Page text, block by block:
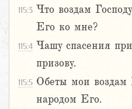
115:3 Что воздам
Его ко мне?
115:4 Чашу спасения
призову.
115:5 Обеты мои воздам
народом Его.